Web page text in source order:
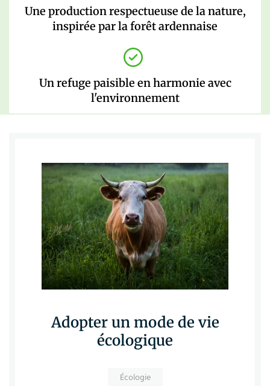
Une production respectueuse de la nature,
inspirée par la forêt ardennaise
Un refuge paisible en harmonie avec
l'environnement
Adopter un mode de vie
écologique
Écologie